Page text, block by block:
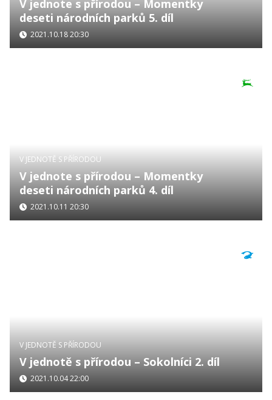
V jednote s přírodou – Momentky
deseti národních parků 5. díl
2021.10.18 20:30
V JEDNOTĚ S PŘÍRODOU
V jednote s přírodou – Momentky
deseti národních parků 4. díl
2021.10.11 20:30
V JEDNOTĚ S PŘÍRODOU
V jednotě s přírodou – Sokolníci 2. díl
2021.10.04 22:00